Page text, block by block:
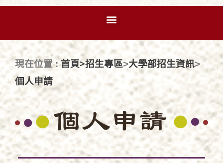
現在位置 :首頁>招生專區>大學部招生資訊>
個人申請